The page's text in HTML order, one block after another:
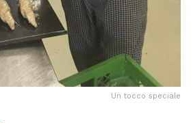
Un tocco speciale